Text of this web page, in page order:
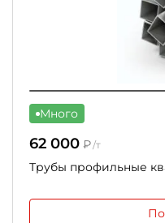
Много
62 000 ₽/т
Трубы профильные